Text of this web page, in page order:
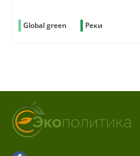
Global green Реки